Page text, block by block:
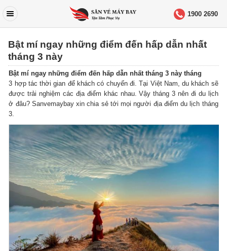
1900 2690
Bật mí ngay những điểm đến hấp dẫn nhất
tháng 3 này
Bật mí ngay những điểm đến hấp dẫn nhất tháng 3 này tháng
3 hợp tác thời gian để khách có chuyến đi.Tại Việt Nam, du khách sẽ
được trải nghiệm các địa điểm khác nhau.Vậy tháng 3 nên đi du lịch
ở đâu? Sanvemaybay xin chia sẻ tới mọi người địa điểm du lịch tháng
3.